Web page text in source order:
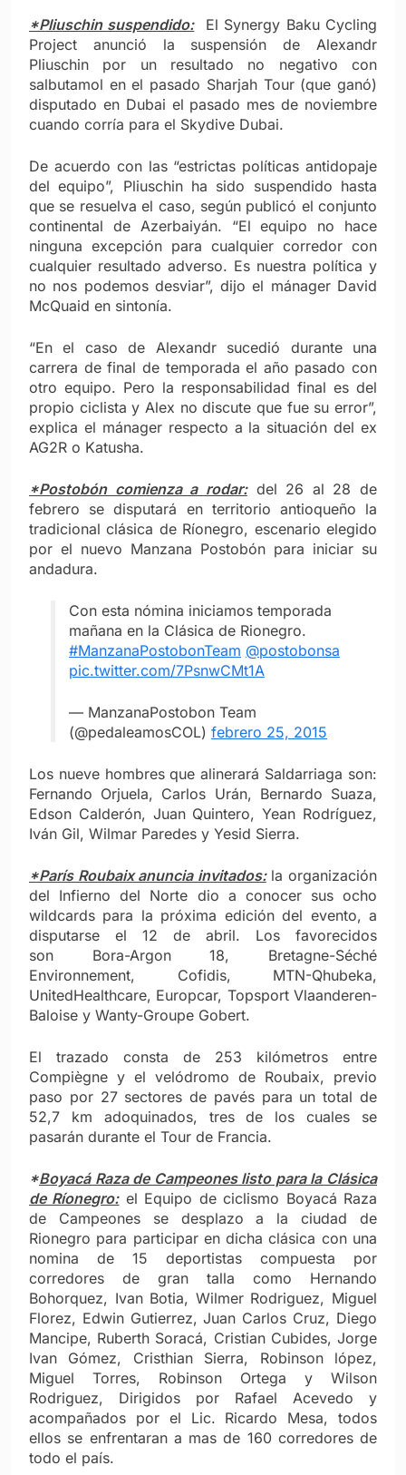
*Pliuschin suspendido:El Synergy Baku Cycling
Project anunció la suspensión de Alexandr
Pliuschin por un resultado no negativo con
salbutamol en el pasado Sharjah Tour (que ganó)
disputado en Dubai el pasado mes de noviembre
cuando corría para el Skydive Dubai.
De acuerdo con las “estrictas políticas antidopaje
del equipo”, Pliuschin ha sido suspendido hasta
que se resuelva el caso, según publicó el conjunto
continental de Azerbaiyán. “El equipo no hace
ninguna excepción para cualquier corredor con
cualquier resultado adverso. Es nuestra política y
no nos podemos desviar”, dijo el mánager David
McQuaid en sintonía.
“En el caso de Alexandr sucedió durante una
carrera de final de temporada el año pasado con
otro equipo. Pero la responsabilidad final es del
propio ciclista y Alex no discute que fue su error”,
explica el mánager respecto a la situación del ex
AG2R o Katusha.
*Postobón comienza a rodar:del 26 al 28 de
febrero se disputará en territorio antioqueño la
tradicional clásica de Ríonegro, escenario elegido
por el nuevo Manzana Postobón para iniciar su
andadura.
Con esta nómina iniciamos temporada
mañana en la Clásica de Rionegro.
#ManzanaPostobonTeam @postobonsa
pic.twitter.com/7PsnwCMt1A
— ManzanaPostobon Team
(@pedaleamosCOL) febrero 25, 2015
Los nueve hombres que alinerará Saldarriaga son:
Fernando Orjuela, Carlos Urán, Bernardo Suaza,
Edson Calderón, Juan Quintero, Yean Rodríguez,
Iván Gil, Wilmar Paredes y Yesid Sierra.
*París Roubaix anuncia invitados:la organización
del Infierno del Norte dio a conocer sus ocho
wildcards para la próxima edición del evento, a
disputarse el 12 de abril. Los favorecidos
son Bora-Argon 18, Bretagne-Séché
Environnement, Cofidis, MTN-Qhubeka,
UnitedHealthcare, Europcar, Topsport Vlaanderen-
Baloise y Wanty-Groupe Gobert.
El trazado consta de 253 kilómetros entre
Compiègne y el velódromo de Roubaix, previo
paso por 27 sectores de pavés para un total de
52,7 km adoquinados, tres de los cuales se
pasarán durante el Tour de Francia.
*Boyacá Raza de Campeones listo para la Clásica
de Ríonegro:el Equipo de ciclismo Boyacá Raza
de Campeones se desplazo a la ciudad de
Rionegro para participar en dicha clásica con una
nomina de 15 deportistas compuesta por
corredores de gran talla como Hernando
Bohorquez, Ivan Botia, Wilmer Rodriguez, Miguel
Florez, Edwin Gutierrez, Juan Carlos Cruz, Diego
Mancipe, Ruberth Soracá, Cristian Cubides, Jorge
Ivan Gómez, Cristhian Sierra, Robinson lópez,
Miguel Torres, Robinson Ortega y Wilson
Rodriguez, Dirigidos por Rafael Acevedo y
acompañados por el Lic. Ricardo Mesa, todos
ellos se enfrentaran a mas de 160 corredores de
todo el país.